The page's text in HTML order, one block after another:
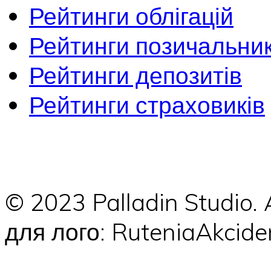
Рейтинги облігацій
Рейтинги
Рейтинги депозитів
Рейтинги страховиків
© 2023 Palladin
для лого: